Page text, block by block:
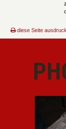
diese Seite